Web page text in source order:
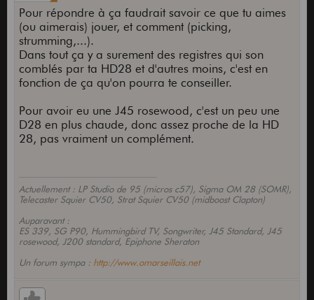
Pour répondre à ça faudrait savoir ce que tu aimes
(ou aimerais) jouer, et comment (picking,
strumming,...).
Dans tout ça y a surement des registres qui son
comblés par ta HD28 et d'autres moins, c'est en
fonction de ça qu'on pourra te conseiller.
Pour avoir eu une J45 rosewood, c'est un peu une
D28 en plus chaude, donc assez proche de la HD
28, pas vraiment un complément.
Actuellement : LP Studio de 95 (micros c57), Sigma OM 28 (SOMR),
Telecaster Squier CV50, Strat Squier CV50 (midboost Clapton)
Auparavant :
ES 339, SG P90, Hummingbird TV, Songwriter, J45 Standard, J45
rosewood, J200 standard, Epiphone Sheraton
Un forum sympa : http://www.omarseillais.net